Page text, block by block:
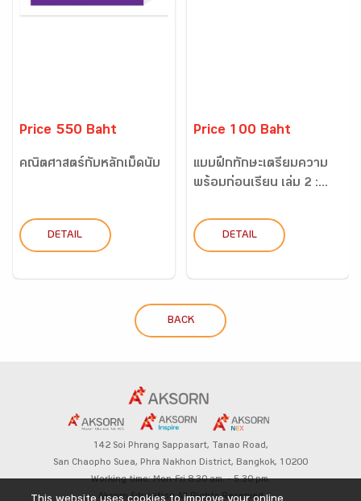
Price 550 Baht
คณิตศาสตร์กับหลักเม็ดนับ
DETAIL
Price 100 Baht
แบบฝึกทักษะเตรียมความ
พร้อมก่อนเรียน เล่ม 2 :...
DETAIL
BACK
142 Soi Phrang Sappasart, Tanao Road,
San Chaopho Suea, Phra Nakhon District, Bangkok, 10200
Working time: Mon-Fri 8.30 am. – 5.30 pm.
Aksorn Education All Rights Reserved